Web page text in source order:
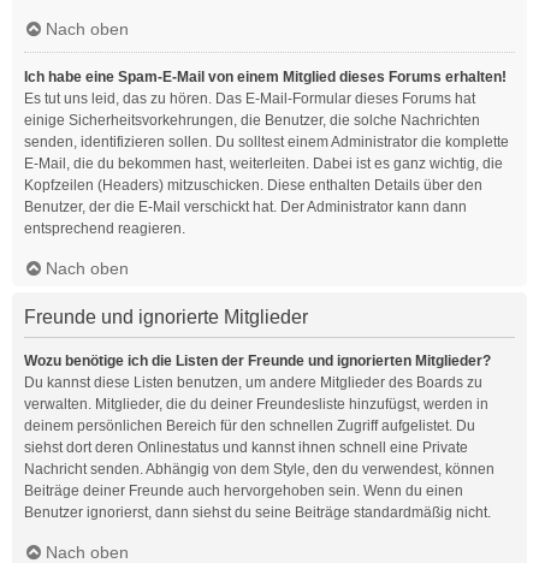
Nach oben
Ich habe eine Spam-E-Mail von einem Mitglied dieses Forums erhalten!
Es tut uns leid, das zu hören. Das E-Mail-Formular dieses Forums hat
einige Sicherheitsvorkehrungen, die Benutzer, die solche Nachrichten
senden, identifizieren sollen. Du solltest einem Administrator die komplette
E-Mail, die du bekommen hast, weiterleiten. Dabei ist es ganz wichtig, die
Kopfzeilen (Headers) mitzuschicken. Diese enthalten Details über den
Benutzer, der die E-Mail verschickt hat. Der Administrator kann dann
entsprechend reagieren.
Nach oben
Freunde und ignorierte Mitglieder
Wozu benötige ich die Listen der Freunde und ignorierten Mitglieder?
Du kannst diese Listen benutzen, um andere Mitglieder des Boards zu
verwalten. Mitglieder, die du deiner Freundesliste hinzufügst, werden in
deinem persönlichen Bereich für den schnellen Zugriff aufgelistet. Du
siehst dort deren Onlinestatus und kannst ihnen schnell eine Private
Nachricht senden. Abhängig von dem Style, den du verwendest, können
Beiträge deiner Freunde auch hervorgehoben sein. Wenn du einen
Benutzer ignorierst, dann siehst du seine Beiträge standardmäßig nicht.
Nach oben